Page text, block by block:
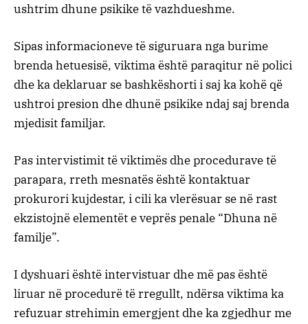
ushtrim dhune psikike të vazhdueshme.
Sipas informacioneve të siguruara nga burime
brenda hetuesisë, viktima është paraqitur në polici
dhe ka deklaruar se bashkëshorti i saj ka kohë që
ushtroi presion dhe dhunë psikike ndaj saj brenda
mjedisit familjar.
Pas intervistimit të viktimës dhe procedurave të
parapara, rreth mesnatës është kontaktuar
prokurori kujdestar, i cili ka vlerësuar se në rast
ekzistojnë elementët e veprës penale “Dhuna në
familje”.
I dyshuari është intervistuar dhe më pas është
liruar në procedurë të rregullt, ndërsa viktima ka
refuzuar strehimin emergjent dhe ka zgjedhur me